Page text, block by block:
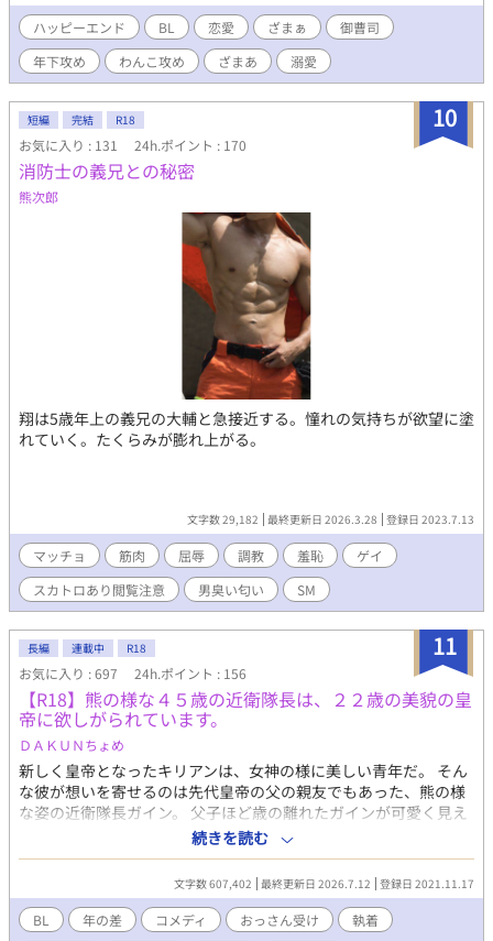
ハッピーエンド BL 恋愛 ざまぁ
御曹司
年下攻め
わんこ攻め ざまあ 溺愛
10
短編 完結 R18
お気に入り : 131 24h.ポイント : 170
消防士の義兄との秘密
熊次郎
翔は5歳年上の義兄の大輔と急接近する。憧れの気持ちが欲望に塗
れていく。たくらみが膨れ上がる。
文字数 29,182 最終更新日 2026.3.28 登録日 2023.7.13
マッチョ 筋肉 屈辱 調教 羞恥
ゲイ
スカトロあり閲覧注意
男臭い匂い SM
11
長編 連載中 R18
お気に入り : 697 24h.ポイント : 156
【R18】熊の様な４５歳の近衛隊長は、２２歳の美貌の皇
帝に欲しがられています。
ＤＡＫＵＮちょめ
新しく皇帝となったキリアンは、女神の様に美しい青年だ。 そん
な彼が想いを寄せるのは先代皇帝の父の親友でもあった、熊の様
な姿の近衛隊長ガイン。 父子ほど歳の離れたガインが可愛く見え
て、愛しくて堪らない皇帝は、１５年越しの愛を成就させるべく
行動を始める。
続きを読む
文字数 607,402 最終更新日 2026.7.12 登録日 2021.11.17
BL 年の差 コメディ おっさん受け
執着